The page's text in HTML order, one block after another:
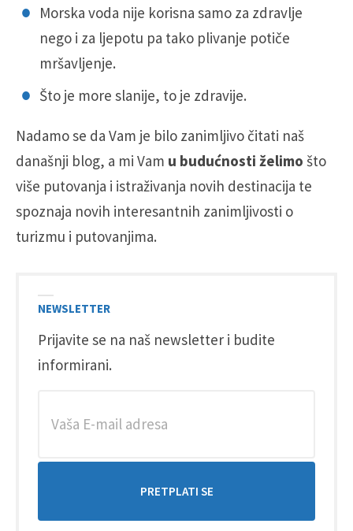
Morska voda nije korisna samo za zdravlje
nego i za ljepotu pa tako plivanje potiče
mršavljenje.
Što je more slanije, to je zdravije.
Nadamo se da Vam je bilo zanimljivo čitati naš
današnji blog, a mi Vam u budućnosti želimo što
više putovanja i istraživanja novih destinacija te
spoznaja novih interesantnih zanimljivosti o
turizmu i putovanjima.
NEWSLETTER
Prijavite se na naš newsletter i budite
informirani.